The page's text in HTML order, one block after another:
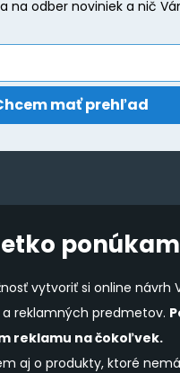
na odber noviniek a nič
vytvoriť si online návrh
reklamných predmetov.
reklamu na čokoľvek.
aj o produkty, ktoré